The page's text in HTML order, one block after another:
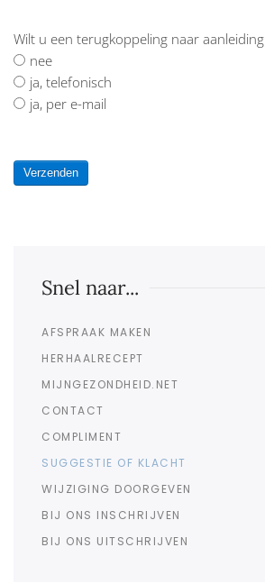
Wilt u een terugkoppeling naar
nee
ja, telefonisch
ja, per e-mail
Verzenden
Snel naar...
AFSPRAAK MAKEN
HERHAALRECEPT
MIJNGEZONDHEID.NET
CONTACT
COMPLIMENT
SUGGESTIE OF KLACHT
WIJZIGING DOORGEVEN
BIJ ONS INSCHRIJVEN
BIJ ONS UITSCHRIJVEN